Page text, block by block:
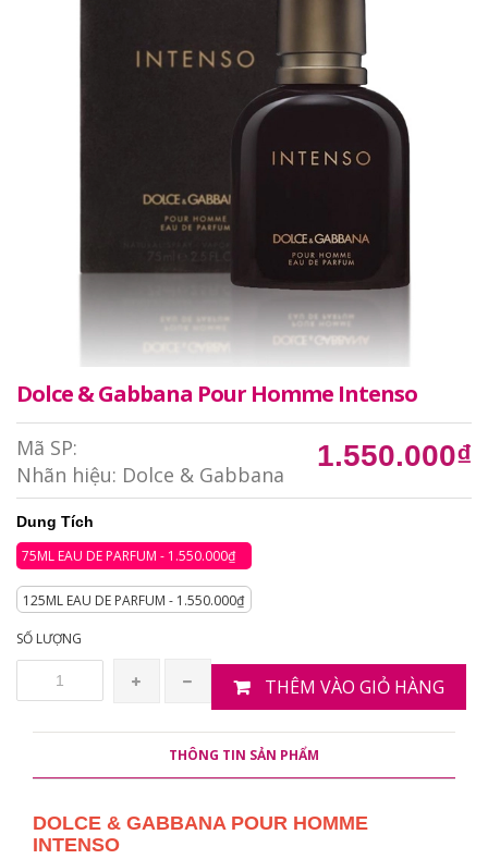
Dolce & Gabbana Pour Homme Intenso
Mã SP:
Nhãn hiệu: Dolce & Gabbana
1.550.000₫
Dung Tích
75ML EAU DE PARFUM - 1.550.000₫
125ML EAU DE PARFUM - 1.550.000₫
SỐ LƯỢNG
THÊM VÀO GIỎ HÀNG
THÔNG TIN SẢN PHẨM
DOLCE & GABBANA POUR HOMME
INTENSO